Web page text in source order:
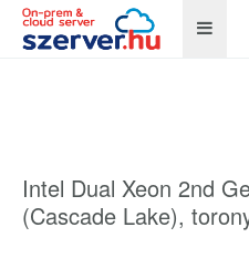
Intel Dual Xeon 2nd
(Cascade Lake),